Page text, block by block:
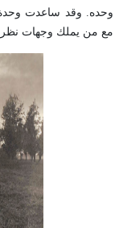
وحده. وقد ساعدت وحدة
مع من يملك وجهات نظر